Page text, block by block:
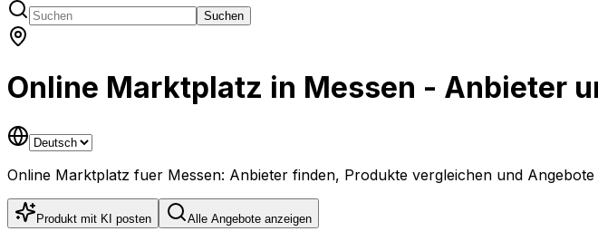
Suchen
Online Marktplatz in Messen - Anbieter
Online Marktplatz fuer Messen: Anbieter finden, Produkte vergleichen und Angebote
Produkt mit KI posten Alle Angebote anzeigen